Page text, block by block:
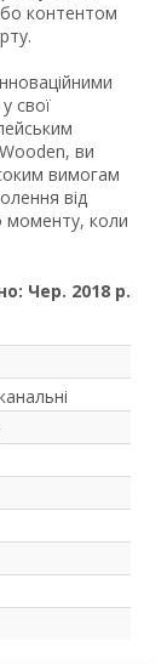
контентом
свої
ви
вимогам
від
моменту, коли
Чер. 2018 р.